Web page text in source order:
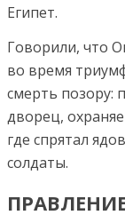
Египет.
Говорили, что
во время
смерть позору:
дворец,
где спрятал
солдаты.